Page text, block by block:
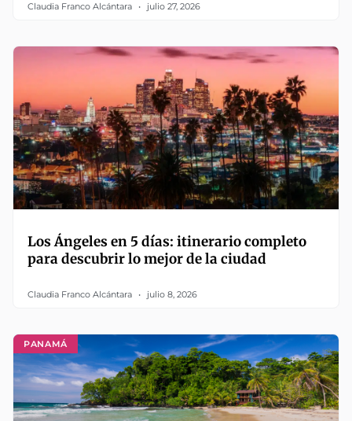
Claudia Franco Alcántara julio 27, 2026
Los Ángeles en 5 días: itinerario completo
para descubrir lo mejor de la ciudad
Claudia Franco Alcántara julio 8, 2026
PANAMÁ